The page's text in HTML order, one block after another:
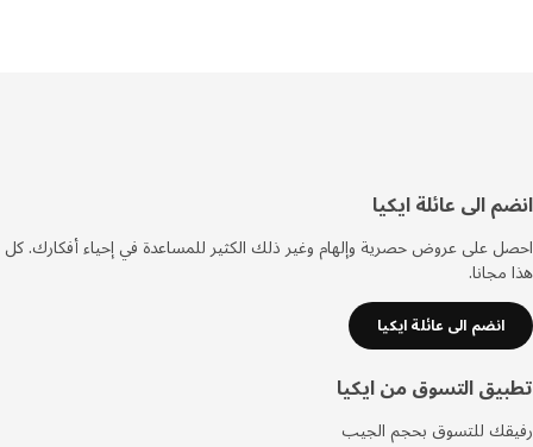
الى عائلة ايكيا
على عروض حصرية وإلهام وغير ذلك الكثير للمساعدة في إحياء أفكارك. كل
انضم الى عائلة ايكيا
التسوق من ايكيا
للتسوق بحجم الجيب